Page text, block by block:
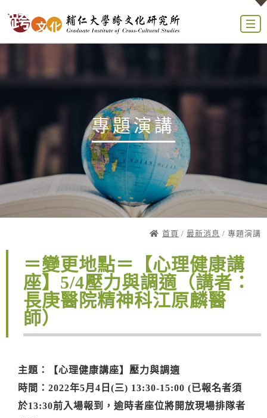
專題演講
首頁 / 最新消息 / 專題演講
＝變更地點＝【心理健康講
座】5/4壓力與調適（講者：
長庚醫院精神科江原麟醫
師）
主題：【心理健康講座】壓力與調適
時間：2022年5月4日(三) 13:30-15:00 (已報名者須
於13:30前入場報到，逾時者座位將開放現場排隊者